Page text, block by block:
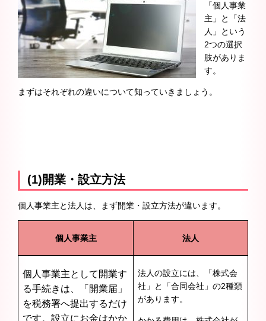
「個人事業
主」と「法
人」という
2つの選択
肢がありま
す。
まずはそれぞれの違いについて知っていきましょう。
(1)開業・設立方法
個人事業主と法人は、まず開業・設立方法が違います。
個人事業主 法人
個人事業主として開業す
る手続きは、「開業届」
を税務署へ提出するだけ
です。設立にお金はかか
法人の設立には、「株式会
社」と「合同会社」の2種類
があります。